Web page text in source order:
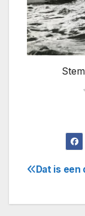
Dat is een